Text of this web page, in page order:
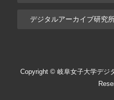
デジタルアーカイブ研究
Copyright © 岐阜女子大学デジ